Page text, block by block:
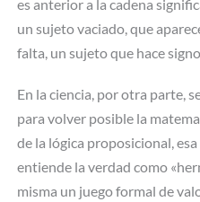
es anterior a la cadena
un sujeto vaciado, que
falta, un sujeto que hace signo
En la ciencia, por otra parte,
para volver posible la
de la lógica proposicional,
entiende la verdad como
misma un juego formal de